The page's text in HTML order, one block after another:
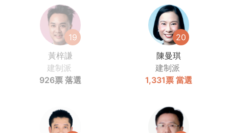
19
黃梓謙
建制派
926票 落選
20
陳曼琪
建制派
1,331票 當選